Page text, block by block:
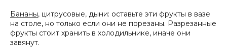
Бананы, цитрусовые, дыни: оставьте эти фрукты в вазе
на столе, но только если они не порезаны. Разрезанные
фрукты стоит хранить в холодильнике, иначе они
завянут.